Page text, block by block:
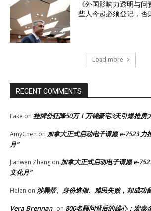
《外国影响力透明与
些人今起必须登记，否
Load more
RECENT COMMENTS
Fake on 挂牌价狂降50万！万锦豪宅3天引爆抢房
AmyChen on 加拿大正式启动电子请愿 e-7523 力
月”
Jianwen Zhang on 加拿大正式启动电子请愿 e-
文化月”
Helen on 涉黑帮、身份造假、难民失败，却成功
Vera Brennan on 800名顾问背后的雄心：宏泰